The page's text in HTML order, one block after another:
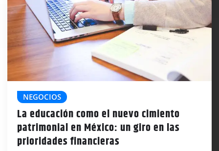
NEGOCIOS
La educación como el nuevo cimiento
patrimonial en México: un giro en las
prioridades financieras